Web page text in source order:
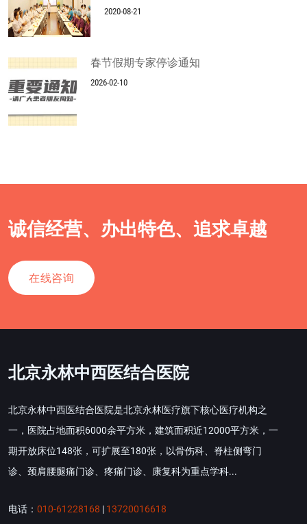
2020-08-21
春节假期专家停诊通知
2026-02-10
诚信经营、办出特色、追求卓越
在线咨询
北京永林中西医结合医院
北京永林中西医结合医院是北京永林医疗旗下核心医疗机构之
一，医院占地面积6000余平方米，建筑面积近12000平方米，一
期开放床位148张，可扩展至180张，以骨伤科、脊柱侧弯门
诊、颈肩腰腿痛门诊、疼痛门诊、康复科为重点学科...
电话： 010-61228168 | 13720016618